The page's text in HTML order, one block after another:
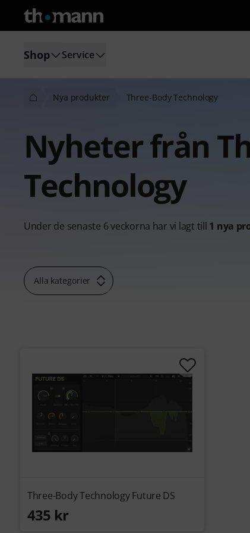
Shop Service
Nya produkter Three-Body Technology
Nyheter från
Technology
Under de senaste 6 veckorna har vi lagt till 1 nya
Alla kategorier
Three-Body Technology Future DS
435 kr